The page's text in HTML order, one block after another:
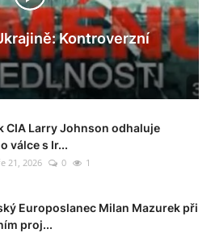
Kontroverzní
CIA Larry Johnson odhaluje
válce s Ir...
21, 2026 0 1
Europoslanec Milan Mazurek při
proj...